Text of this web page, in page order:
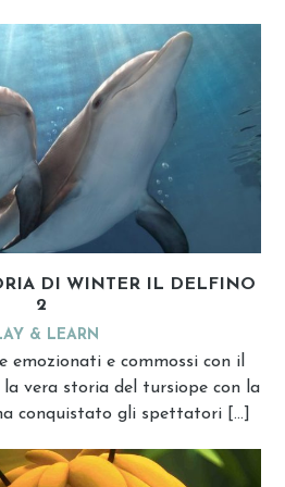
DI WINTER IL DELFINO
2
& LEARN
emozionati e commossi con il
la vera storia del tursiope con la
conquistato gli spettatori […]